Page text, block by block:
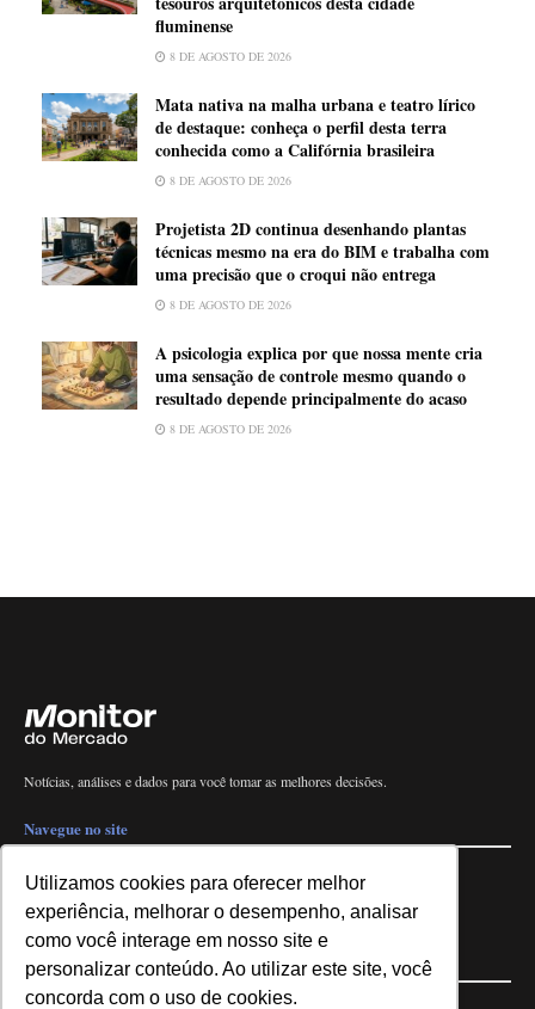
Utilizamos cookies para oferecer melhor
experiência, melhorar o desempenho, analisar
como você interage em nosso site e
personalizar conteúdo. Ao utilizar este site, você
concorda com o uso de cookies.
fluminense
8 DE AGOSTO DE 2026
Mata nativa na malha urbana e teatro lírico
de destaque: conheça o perfil desta terra
conhecida como a Califórnia brasileira
8 DE AGOSTO DE 2026
Projetista 2D continua desenhando plantas
técnicas mesmo na era do BIM e trabalha com
uma precisão que o croqui não entrega
8 DE AGOSTO DE 2026
A psicologia explica por que nossa mente cria
uma sensação de controle mesmo quando o
resultado depende principalmente do acaso
8 DE AGOSTO DE 2026
Notícias, análises e dados para você tomar as melhores decisões.
Navegue no site
Últimas notícias Quem somos E-books gratuitos
Política de privacidade
Siga nossas redes